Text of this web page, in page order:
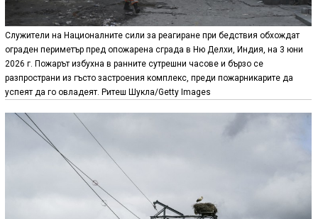
Служители на Националните сили за реагиране при бедствия обхождат
ограден периметър пред опожарена сграда в Ню Делхи, Индия, на 3 юни
2026 г. Пожарът избухна в ранните сутрешни часове и бързо се
разпространи из гъсто застроения комплекс, преди пожарникарите да
успеят да го овладеят. Ритеш Шукла/Getty Images